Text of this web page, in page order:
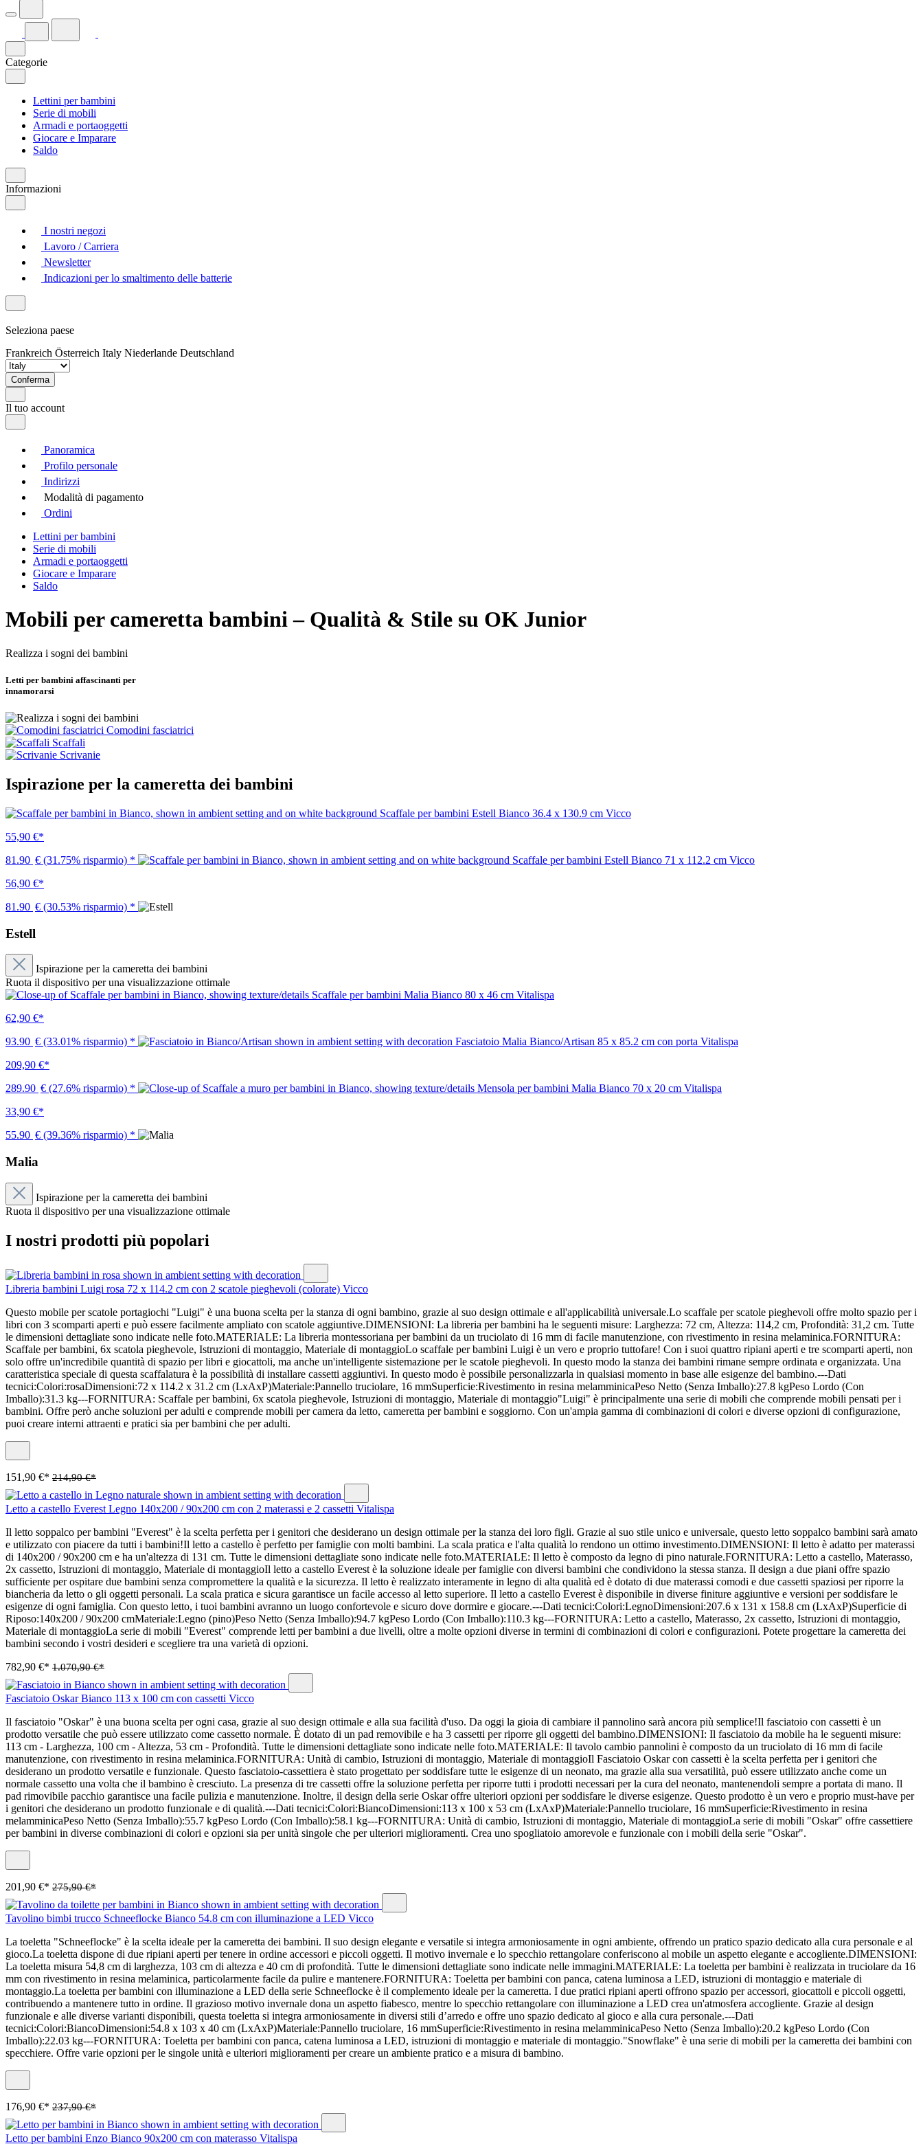
Categorie
Lettini per bambini
Serie di mobili
Armadi e portaoggetti
Giocare e Imparare
Saldo
Informazioni
I nostri negozi
Lavoro / Carriera
Newsletter
Indicazioni per lo smaltimento delle batterie
Seleziona paese
Frankreich Österreich Italy Niederlande Deutschland
Conferma
Il tuo account
Panoramica
Profilo personale
Indirizzi
Modalità di pagamento
Ordini
Lettini per bambini
Serie di mobili
Armadi e portaoggetti
Giocare e Imparare
Saldo
Mobili per cameretta bambini – Qualità & Stile su OK Junior
Realizza i sogni dei bambini
Letti per bambini affascinanti per
innamorarsi
Comodini fasciatrici
Scaffali
Scrivanie
Ispirazione per la cameretta dei bambini
Scaffale per bambini Estell Bianco 36.4 x 130.9 cm Vicco
55,90 €*
81.90 € (31.75% risparmio) *
Scaffale per bambini Estell Bianco 71 x 112.2 cm Vicco
56,90 €*
81.90 € (30.53% risparmio) *
Estell
Ispirazione per la cameretta dei bambini
Ruota il dispositivo per una visualizzazione ottimale
Scaffale per bambini Malia Bianco 80 x 46 cm Vitalispa
62,90 €*
93.90 € (33.01% risparmio) *
Fasciatoio Malia Bianco/Artisan 85 x 85.2 cm con porta Vitalispa
209,90 €*
289.90 € (27.6% risparmio) *
Mensola per bambini Malia Bianco 70 x 20 cm Vitalispa
33,90 €*
55.90 € (39.36% risparmio) *
Malia
Ispirazione per la cameretta dei bambini
Ruota il dispositivo per una visualizzazione ottimale
I nostri prodotti più popolari
Libreria bambini Luigi rosa 72 x 114.2 cm con 2 scatole pieghevoli (colorate) Vicco
Questo mobile per scatole portagiochi "Luigi" è una buona scelta per la stanza di ogni bambino, grazie al suo design ottimale e all'applicabilità universale.Lo scaffale per scatole pieghevoli offre molto spazio per i
libri con 3 scomparti aperti e può essere facilmente ampliato con scatole aggiuntive.DIMENSIONI: La libreria per bambini ha le seguenti misure: Larghezza: 72 cm, Altezza: 114,2 cm, Profondità: 31,2 cm. Tutte
le dimensioni dettagliate sono indicate nelle foto.MATERIALE: La libreria montessoriana per bambini da un truciolato di 16 mm di facile manutenzione, con rivestimento in resina melaminica.FORNITURA:
Scaffale per bambini, 6x scatola pieghevole, Istruzioni di montaggio, Materiale di montaggioLo scaffale per bambini Luigi è un vero e proprio tuttofare! Con i suoi quattro ripiani aperti e tre scomparti aperti, non
solo offre un'incredibile quantità di spazio per libri e giocattoli, ma anche un'intelligente sistemazione per le scatole pieghevoli. In questo modo la stanza dei bambini rimane sempre ordinata e organizzata. Una
caratteristica speciale di questa scaffalatura è la possibilità di installare cassetti aggiuntivi. In questo modo è possibile personalizzarla in qualsiasi momento in base alle esigenze del bambino.---Dati
tecnici:Colori:rosaDimensioni:72 x 114.2 x 31.2 cm (LxAxP)Materiale:Pannello truciolare, 16 mmSuperficie:Rivestimento in resina melamminicaPeso Netto (Senza Imballo):27.8 kgPeso Lordo (Con
Imballo):31.3 kg---FORNITURA: Scaffale per bambini, 6x scatola pieghevole, Istruzioni di montaggio, Materiale di montaggio"Luigi" è principalmente una serie di mobili che comprende mobili pensati per i
bambini. Offre però anche soluzioni per adulti e comprende mobili per camera da letto, cameretta per bambini e soggiorno. Con un'ampia gamma di combinazioni di colori e diverse opzioni di configurazione,
puoi creare interni attraenti e pratici sia per bambini che per adulti.
151,90 €* 214,90 €*
Letto a castello Everest Legno 140x200 / 90x200 cm con 2 materassi e 2 cassetti Vitalispa
Il letto soppalco per bambini "Everest" è la scelta perfetta per i genitori che desiderano un design ottimale per la stanza dei loro figli. Grazie al suo stile unico e universale, questo letto soppalco bambini sarà amato
e utilizzato con piacere da tutti i bambini!Il letto a castello è perfetto per famiglie con molti bambini. La scala pratica e l'alta qualità lo rendono un ottimo investimento.DIMENSIONI: Il letto è adatto per materassi
di 140x200 / 90x200 cm e ha un'altezza di 131 cm. Tutte le dimensioni dettagliate sono indicate nelle foto.MATERIALE: Il letto è composto da legno di pino naturale.FORNITURA: Letto a castello, Materasso,
2x cassetto, Istruzioni di montaggio, Materiale di montaggioIl letto a castello Everest è la soluzione ideale per famiglie con diversi bambini che condividono la stessa stanza. Il design a due piani offre spazio
sufficiente per ospitare due bambini senza compromettere la qualità e la sicurezza. Il letto è realizzato interamente in legno di alta qualità ed è dotato di due materassi comodi e due cassetti spaziosi per riporre la
biancheria da letto o gli oggetti personali. La scala pratica e sicura garantisce un facile accesso al letto superiore. Il letto a castello Everest è disponibile in diverse finiture aggiuntive e versioni per soddisfare le
esigenze di ogni famiglia. Con questo letto, i tuoi bambini avranno un luogo confortevole e sicuro dove dormire e giocare.---Dati tecnici:Colori:LegnoDimensioni:207.6 x 131 x 158.8 cm (LxAxP)Superficie di
Riposo:140x200 / 90x200 cmMateriale:Legno (pino)Peso Netto (Senza Imballo):94.7 kgPeso Lordo (Con Imballo):110.3 kg---FORNITURA: Letto a castello, Materasso, 2x cassetto, Istruzioni di montaggio,
Materiale di montaggioLa serie di mobili "Everest" comprende letti per bambini a due livelli, oltre a molte opzioni diverse in termini di combinazioni di colori e configurazioni. Potete progettare la cameretta dei
bambini secondo i vostri desideri e scegliere tra una varietà di opzioni.
782,90 €* 1.070,90 €*
Fasciatoio Oskar Bianco 113 x 100 cm con cassetti Vicco
Il fasciatoio "Oskar" è una buona scelta per ogni casa, grazie al suo design ottimale e alla sua facilità d'uso. Da oggi la gioia di cambiare il pannolino sarà ancora più semplice!Il fasciatoio con cassetti è un
prodotto versatile che può essere utilizzato come cassetto normale. È dotato di un pad removibile e ha 3 cassetti per riporre gli oggetti del bambino.DIMENSIONI: Il fasciatoio da mobile ha le seguenti misure:
113 cm - Larghezza, 100 cm - Altezza, 53 cm - Profondità. Tutte le dimensioni dettagliate sono indicate nelle foto.MATERIALE: Il tavolo cambio pannolini è composto da un truciolato di 16 mm di facile
manutenzione, con rivestimento in resina melaminica.FORNITURA: Unità di cambio, Istruzioni di montaggio, Materiale di montaggioIl Fasciatoio Oskar con cassetti è la scelta perfetta per i genitori che
desiderano un prodotto versatile e funzionale. Questo fasciatoio-cassettiera è stato progettato per soddisfare tutte le esigenze di un neonato, ma grazie alla sua versatilità, può essere utilizzato anche come un
normale cassetto una volta che il bambino è cresciuto. La presenza di tre cassetti offre la soluzione perfetta per riporre tutti i prodotti necessari per la cura del neonato, mantenendoli sempre a portata di mano. Il
pad rimovibile pacchio garantisce una facile pulizia e manutenzione. Inoltre, il design della serie Oskar offre ulteriori opzioni per soddisfare le diverse esigenze. Questo prodotto è un vero e proprio must-have per
i genitori che desiderano un prodotto funzionale e di qualità.---Dati tecnici:Colori:BiancoDimensioni:113 x 100 x 53 cm (LxAxP)Materiale:Pannello truciolare, 16 mmSuperficie:Rivestimento in resina
melamminicaPeso Netto (Senza Imballo):55.7 kgPeso Lordo (Con Imballo):58.1 kg---FORNITURA: Unità di cambio, Istruzioni di montaggio, Materiale di montaggioLa serie di mobili "Oskar" offre cassettiere
per bambini in diverse combinazioni di colori e opzioni sia per unità singole che per ulteriori miglioramenti. Crea uno spogliatoio amorevole e funzionale con i mobili della serie "Oskar".
201,90 €* 275,90 €*
Tavolino bimbi trucco Schneeflocke Bianco 54.8 cm con illuminazione a LED Vicco
La toeletta "Schneeflocke" è la scelta ideale per la cameretta dei bambini. Il suo design elegante e versatile si integra armoniosamente in ogni ambiente, offrendo un pratico spazio dedicato alla cura personale e al
gioco.La toeletta dispone di due ripiani aperti per tenere in ordine accessori e piccoli oggetti. Il motivo invernale e lo specchio rettangolare conferiscono al mobile un aspetto elegante e accogliente.DIMENSIONI:
La toeletta misura 54,8 cm di larghezza, 103 cm di altezza e 40 cm di profondità. Tutte le dimensioni dettagliate sono indicate nelle immagini.MATERIALE: La toeletta per bambini è realizzata in truciolare da 16
mm con rivestimento in resina melaminica, particolarmente facile da pulire e mantenere.FORNITURA: Toeletta per bambini con panca, catena luminosa a LED, istruzioni di montaggio e materiale di
montaggio.La toeletta per bambini con illuminazione a LED della serie Schneeflocke è il complemento ideale per la cameretta. I due pratici ripiani aperti offrono spazio per accessori, giocattoli e piccoli oggetti,
contribuendo a mantenere tutto in ordine. Il grazioso motivo invernale dona un aspetto fiabesco, mentre lo specchio rettangolare con illuminazione a LED crea un'atmosfera accogliente. Grazie al design
funzionale e alle diverse varianti disponibili, questa toeletta si integra armoniosamente in diversi stili d’arredo e offre uno spazio dedicato al gioco e alla cura personale.---Dati
tecnici:Colori:BiancoDimensioni:54.8 x 103 x 40 cm (LxAxP)Materiale:Pannello truciolare, 16 mmSuperficie:Rivestimento in resina melamminicaPeso Netto (Senza Imballo):20.2 kgPeso Lordo (Con
Imballo):22.03 kg---FORNITURA: Toeletta per bambini con panca, catena luminosa a LED, istruzioni di montaggio e materiale di montaggio."Snowflake" è una serie di mobili per la cameretta dei bambini con
specchiere. Offre varie opzioni per le singole unità e ulteriori miglioramenti per creare un ambiente pratico e a misura di bambino.
176,90 €* 237,90 €*
Letto per bambini Enzo Bianco 90x200 cm con materasso Vitalispa